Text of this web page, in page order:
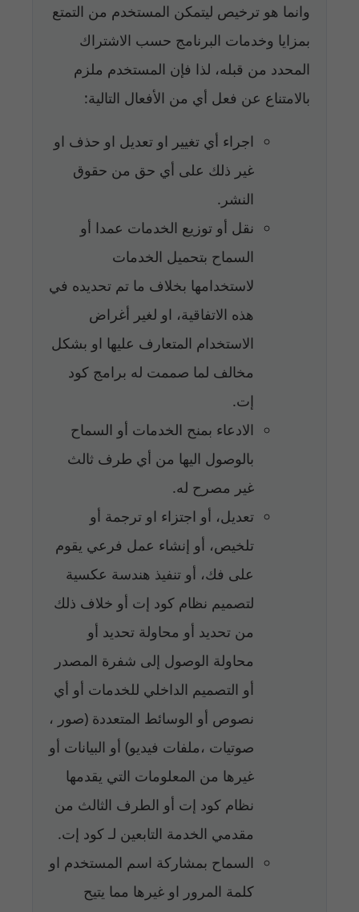
وانما هو ترخيص ليتمكن المستخدم من التمتع
بمزايا وخدمات البرنامج حسب الاشتراك
المحدد من قبله، لذا فإن المستخدم ملزم
بالامتناع عن فعل أي من الأفعال التالية:
اجراء أي تغيير او تعديل او حذف او
غير ذلك على أي حق من حقوق
النشر.
نقل أو توزيع الخدمات عمدا أو
السماح بتحميل الخدمات
لاستخدامها بخلاف ما تم تحديده في
هذه الاتفاقية، او لغير أغراض
الاستخدام المتعارف عليها او بشكل
مخالف لما صممت له برامج كود
إت.
الادعاء بمنح الخدمات أو السماح
بالوصول اليها من أي طرف ثالث
غير مصرح له.
تعديل، أو اجتزاء او ترجمة أو
تلخيص، أو إنشاء عمل فرعي يقوم
على فك، أو تنفيذ هندسة عكسية
لتصميم نظام كود إت أو خلاف ذلك
من تحديد أو محاولة تحديد أو
محاولة الوصول إلى شفرة المصدر
أو التصميم الداخلي للخدمات أو أي
نصوص أو الوسائط المتعددة (صور ،
صوتيات ،ملفات فيديو) أو البيانات أو
غيرها من المعلومات التي يقدمها
نظام كود إت أو الطرف الثالث من
مقدمي الخدمة التابعين لـ كود إت.
السماح بمشاركة اسم المستخدم او
كلمة المرور او غيرها مما يتيح